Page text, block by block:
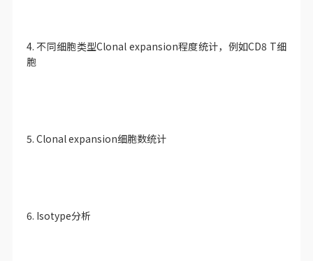
4. 不同细胞类型Clonal expansion程度统计，例如CD8 T细
胞
5. Clonal expansion细胞数统计
6. Isotype分析